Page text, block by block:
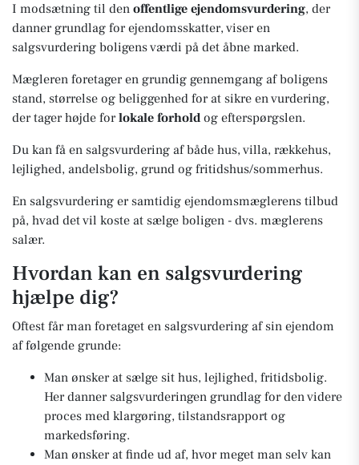
I modsætning til den offentlige ejendomsvurdering, der
danner grundlag for ejendomsskatter, viser en
salgsvurdering boligens værdi på det åbne marked.
Mægleren foretager en grundig gennemgang af boligens
stand, størrelse og beliggenhed for at sikre en vurdering,
der tager højde forlokale forhold og efterspørgslen.
Du kan få en salgsvurdering af både hus, villa, rækkehus,
lejlighed, andelsbolig, grund og fritidshus/sommerhus.
En salgsvurdering er samtidig ejendomsmæglerens tilbud
på, hvad det vil koste at sælge boligen - dvs. mæglerens
salær.
Hvordan kan en salgsvurdering
hjælpe dig?
Oftest får man foretaget en salgsvurdering af sin ejendom
af følgende grunde:
Man ønsker at sælge sit hus, lejlighed, fritidsbolig.
Her danner salgsvurderingen grundlag for den videre
proces med klargøring, tilstandsrapport og
markedsføring.
Man ønsker at finde ud af, hvor meget man selv kan